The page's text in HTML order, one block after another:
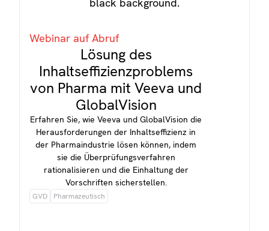
Webinar auf Abruf
Lösung des
Inhaltseffizienzproblems
von Pharma mit Veeva und
GlobalVision
Erfahren Sie, wie Veeva und GlobalVision die
Herausforderungen der Inhaltseffizienz in
der Pharmaindustrie lösen können, indem
sie die Überprüfungsverfahren
rationalisieren und die Einhaltung der
Vorschriften sicherstellen.
GVD Pharmazeutisch